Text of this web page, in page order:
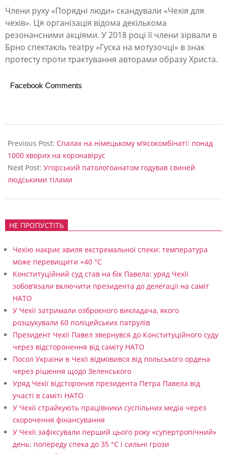
т
у
п
і
в
Ш
А
Члени руху «Порядні люди» скандували «Чехія для
чехів». Ця організація відома декількома
резонансними акціями. У 2018 році її члени зірвали в
Брно спектакль театру «Гуска на мотузочці» в знак
протесту проти трактування авторами образу Христа.
Facebook Comments
06-
20
Previous Post: Спалах на німецькому м’ясокомбінаті: понад
1000 хворих на коронавірус
Next Post: Угорський патологоанатом годував свиней
людськими тілами
НЕ ПРОПУСТІТЬ
Чехію накриє хвиля екстремальної спеки: температура
може перевищити +40 °C
Конституційний суд став на бік Павела: уряд Чехії
зобов’язали включити президента до делегації на саміт
НАТО
У Чехії затримали озброєного викладача, якого
розшукували 60 поліцейських патрулів
Президент Чехії Павел звернувся до Конституційного суду
через відсторонення від саміту НАТО
Посол України в Чехії відмовився від польського ордена
через рішення щодо Зеленського
Уряд Чехії відсторонив президента Петра Павела від
участі в саміті НАТО
У Чехії страйкують працівники суспільних медіа через
скорочення фінансування
У Чехії зафіксували перший цього року «супертропічний»
день: попереду спека до 35 °C і сильні грози